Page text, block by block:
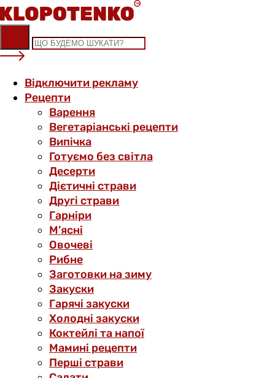
Skip
to
content
Відключити рекламу
Рецепти
Варення
Вегетаріанські рецепти
Випічка
Готуємо без світла
Десерти
Дієтичні страви
Другі страви
Гарніри
М’ясні
Овочеві
Рибне
Заготовки на зиму
Закуски
Гарячі закуски
Холодні закуски
Коктейлі та напої
Мамині рецепти
Перші страви